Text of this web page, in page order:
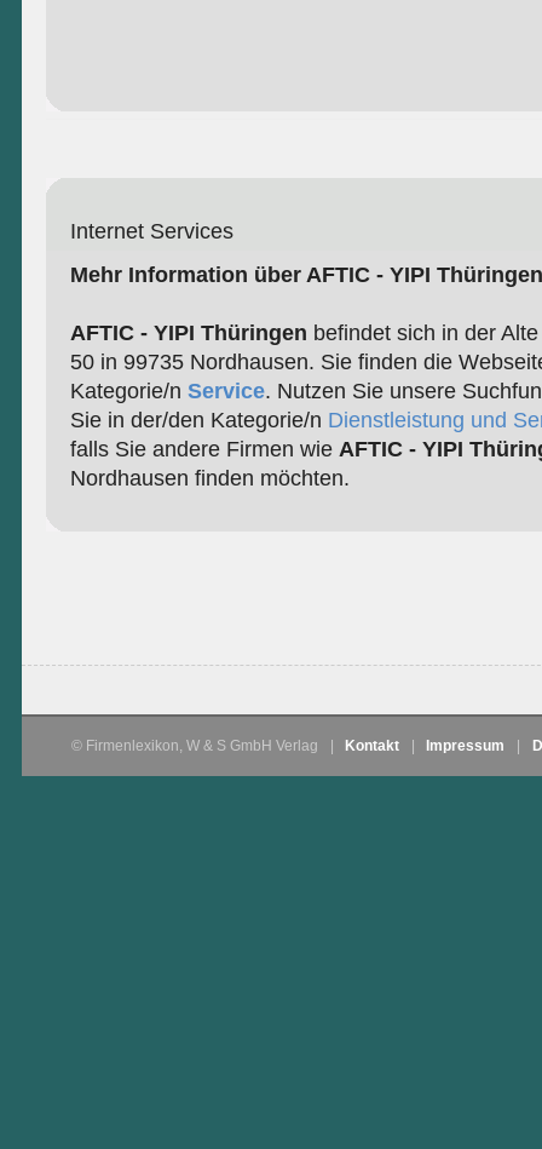
Internet Services
Mehr Information über AFTIC - YIPI Thüringen
AFTIC - YIPI Thüringen befindet sich in der
50 in 99735 Nordhausen. Sie finden die
Kategorie/n Service. Nutzen Sie unsere
Sie in der/den Kategorie/n Dienstleistung und
falls Sie andere Firmen wie AFTIC - YIPI
Nordhausen finden möchten.
© Firmenlexikon, W & S GmbH Verlag Kontakt Impressum